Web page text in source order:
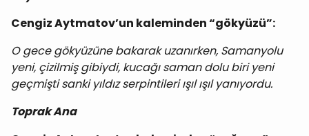
Cengiz Aytmatov’un kaleminden “gökyüzü”:
O gece gökyüzüne bakarak uzanırken, Samanyolu
yeni, çizilmiş gibiydi, kucağı saman dolu biri yeni
geçmişti sanki yıldız serpintileri ışıl ışıl yanıyordu.
Toprak Ana